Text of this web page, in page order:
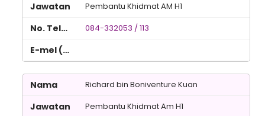
Pembantu Khidmat AM H1
084-332053 / 113
Richard bin Boniventure Kuan
Pembantu Khidmat Am H1